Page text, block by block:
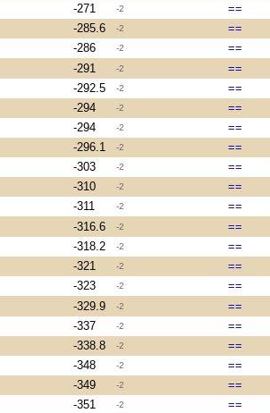
-271 -2
==
-285.6 -2
==
-286 -2
==
-291 -2
==
-292.5 -2
==
-294 -2
==
-294 -2
==
-296.1 -2
==
-303 -2
==
-310 -2
==
-311 -2
==
-316.6 -2
==
-318.2 -2
==
-321 -2
==
-323 -2
==
-329.9 -2
==
-337 -2
==
-338.8 -2
==
-348 -2
==
-349 -2
==
-351 -2
==